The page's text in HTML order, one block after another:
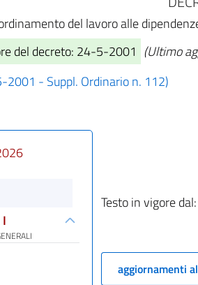
del lavoro alle
del decreto: 24-5-2001 (Ultimo
2001 - Suppl. Ordinario n. 112)
Testo in vigore dal:
aggiornamenti